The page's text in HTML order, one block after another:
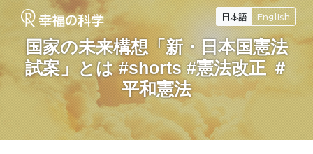
日本語 English
国家の未来構想「新・日本国憲法
試案」とは #shorts #憲法改正 ＃
平和憲法